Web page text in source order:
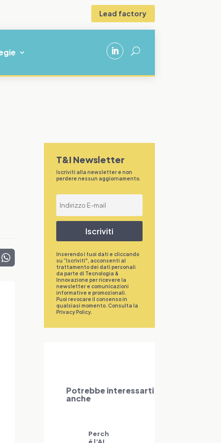
Lead factory
U
T&I Newsletter
Iscriviti alla newsletter e non
perdere nessun aggiornamento.
Iscriviti
Inserendo i tuoi dati e cliccando
su “Iscriviti", acconsenti al
trattamento dei dati personali
da parte di Tecnologia &
Innovazione per ricevere la
newsletter e comunicazioni
informative e promozionali.
Puoi revocare il consenso in
qualsiasi momento. Consulta la
Privacy Policy.
Potrebbe interessarti
anche
Perch
é l’AI